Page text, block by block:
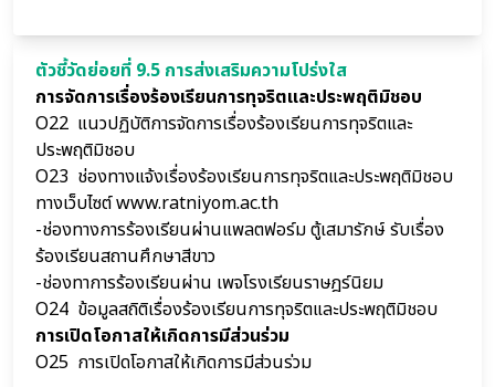
ตัวชี้วัดย่อยที่ 9.5 การส่งเสริมความโปร่งใส
การจัดการเรื่องร้องเรียนการทุจริตและประพฤติมิชอบ
O22 แนวปฏิบัติการจัดการเรื่องร้องเรียนการทุจริตและ
ประพฤติมิชอบ
O23 ช่องทางแจ้งเรื่องร้องเรียนการทุจริตและประพฤติมิชอบ
ทางเว็บไซต์ www.ratniyom.ac.th
-ช่องทางการร้องเรียนผ่านแพลตฟอร์ม ตู้เสมารักษ์ รับเรื่อง
ร้องเรียนสถานศึกษาสีขาว
-ช่องทาการร้องเรียนผ่าน เพจโรงเรียนราษฎร์นิยม
O24 ข้อมูลสถิติเรื่องร้องเรียนการทุจริตและประพฤติมิชอบ
การเปิดโอกาสให้เกิดการมีส่วนร่วม
O25 การเปิดโอกาสให้เกิดการมีส่วนร่วม